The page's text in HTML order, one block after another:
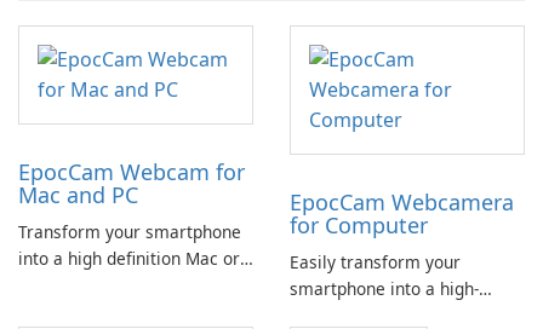
EpocCam Webcam for
Mac and PC
Transform your smartphone
into a high definition Mac or
EpocCam Webcamera
for Computer
Easily transform your
smartphone into a high-